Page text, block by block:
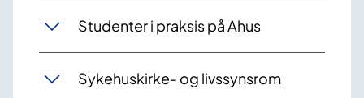
Studenter i praksis på Ahus
Sykehuskirke- og livssynsrom